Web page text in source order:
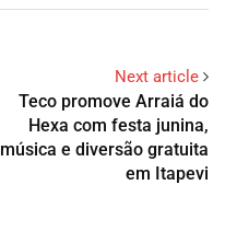
Next article
Teco promove Arraiá do
Hexa com festa junina,
música e diversão gratuita
em Itapevi